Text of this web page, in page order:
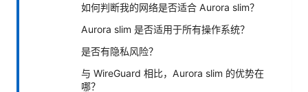
如何判断我的网络是否适合 Aurora slim？
Aurora slim 是否适用于所有操作系统？
是否有隐私风险？
与 WireGuard 相比，Aurora slim 的优势在
哪？